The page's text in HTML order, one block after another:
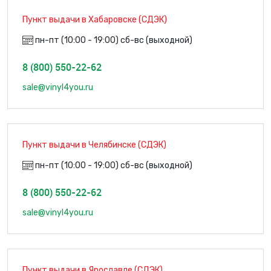
Пункт выдачи в Хабаровске (СДЭК)
пн-пт (10:00 - 19:00) сб-вс (выходной)
8 (800) 550-22-62
sale@vinyl4you.ru
Пункт выдачи в Челябинске (СДЭК)
пн-пт (10:00 - 19:00) сб-вс (выходной)
8 (800) 550-22-62
sale@vinyl4you.ru